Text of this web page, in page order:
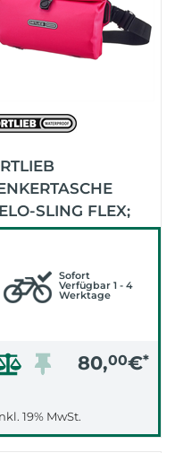
SLING FLEX;
2,5 LITER
Sofort
Verfügbar 1 - 4
Werktage
80,00€*
19% MwSt.